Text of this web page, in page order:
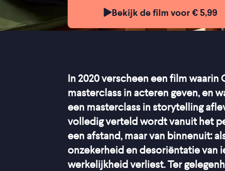
Bekijk de film voor € 5,99
In 2020 verscheen een film
masterclass in acteren geven, en
een masterclass in storytelling
volledig verteld wordt vanuit het
een afstand, maar van binnenuit:
onzekerheid en desoriëntatie van
werkelijkheid verliest. Ter